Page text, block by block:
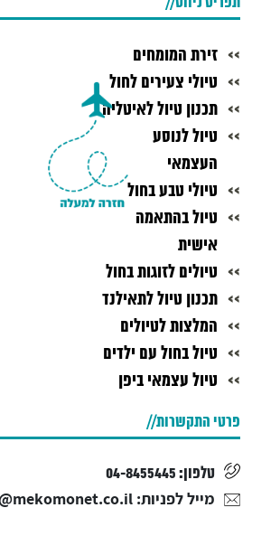
זירת המומחים
טיולי צעירים לחול
תכנון טיול לאיטליה
טיול לנוסע
העצמאי
טיולי טבע בחול
טיול בהתאמה
אישית
טיולים לזוגות בחול
תכנון טיול לתאילנד
המלצות לטיולים
טיול בחול עם ילדים
טיול עצמאי ביפן
פרטי התקשרות
טלפון: 04-8455445
מייל לפניות: office@mekomonet.co.il